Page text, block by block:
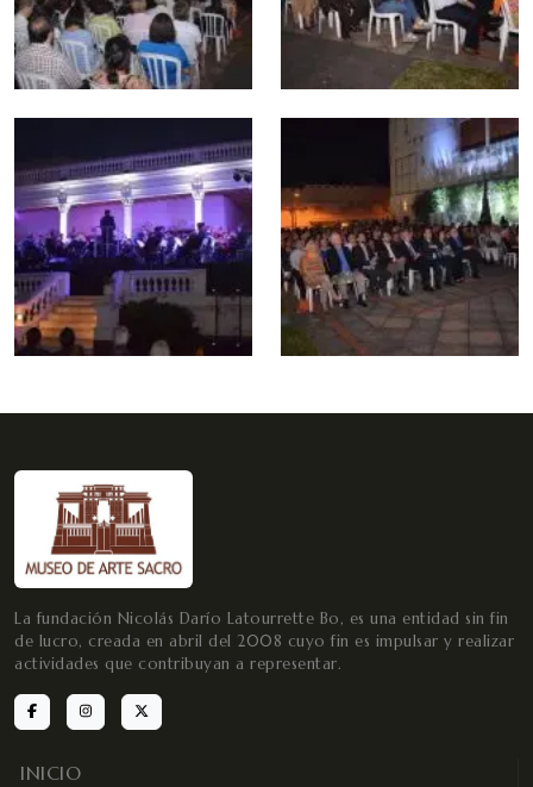
La fundación Nicolás Darío Latourrette Bo, es una entidad sin fin
de lucro, creada en abril del 2008 cuyo fin es impulsar y realizar
actividades que contribuyan a representar.
INICIO